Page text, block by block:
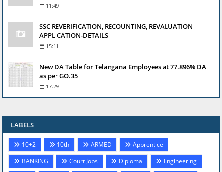
11:49
SSC REVERIFICATION, RECOUNTING, REVALUATION
APPLICATION-DETAILS
15:11
New DA Table for Telangana Employees at 77.896% DA
as per GO.35
17:29
LABELS
10+2 10th ARMED
Apprentice
BANKING
Court Jobs Diploma
Engineering